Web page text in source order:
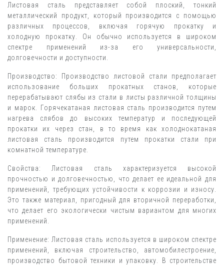
Листовая сталь представляет собой плоский, тонкий
металлический продукт, который производится с помощью
различных процессов, включая горячую прокатку и
холодную прокатку. Он обычно используется в широком
спектре применений из-за его универсальности,
долговечности и доступности.
Производство: Производство листовой стали предполагает
использование больших прокатных станов, которые
перерабатывают слябы из стали в листы различной толщины
и марок. Горячекатаная листовая сталь производится путем
нагрева слябов до высоких температур и последующей
прокатки их через стан, в то время как холоднокатаная
листовая сталь производится путем прокатки стали при
комнатной температуре.
Свойства: Листовая сталь характеризуется высокой
прочностью и долговечностью, что делает ее идеальной для
применений, требующих устойчивости к коррозии и износу.
Это также материал, пригодный для вторичной переработки,
что делает его экологически чистым вариантом для многих
применений.
Применение: Листовая сталь используется в широком спектре
применений, включая строительство, автомобилестроение,
производство бытовой техники и упаковку. В строительстве